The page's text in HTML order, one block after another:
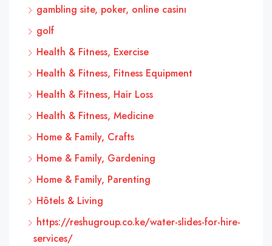
gambling site, poker, online casinı
golf
Health & Fitness, Exercise
Health & Fitness, Fitness Equipment
Health & Fitness, Hair Loss
Health & Fitness, Medicine
Home & Family, Crafts
Home & Family, Gardening
Home & Family, Parenting
Hôtels & Living
https://reshugroup.co.ke/water-slides-for-hire-
services/